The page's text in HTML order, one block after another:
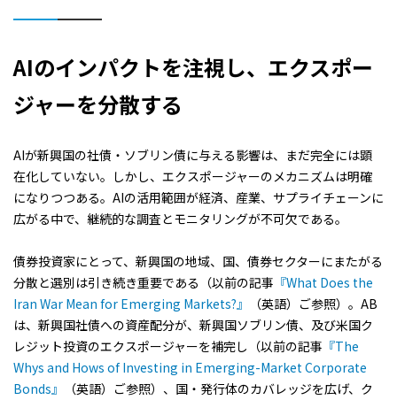
AIのインパクトを注視し、エクスポー
ジャーを分散する
AIが新興国の社債・ソブリン債に与える影響は、まだ完全には顕
在化していない。しかし、エクスポージャーのメカニズムは明確
になりつつある。AIの活用範囲が経済、産業、サプライチェーンに
広がる中で、継続的な調査とモニタリングが不可欠である。
債券投資家にとって、新興国の地域、国、債券セクターにまたがる
分散と選別は引き続き重要である（以前の記事 『What Does the
Iran War Mean for Emerging Markets?』
（英語）ご参照）。AB
は、新興国社債への資産配分が、新興国ソブリン債、及び米国ク
レジット投資のエクスポージャーを補完し（以前の記事 『The
Whys and Hows of Investing in Emerging-Market Corporate
Bonds』
（英語）ご参照）、国・発行体のカバレッジを広げ、ク